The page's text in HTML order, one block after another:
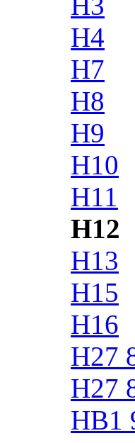
H4
H7
H8
H9
H10
H11
H12
H13
H15
H16
H27
H27
HB1